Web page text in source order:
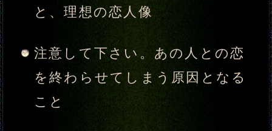
告げし最後の解
あなたについて教えて下さい